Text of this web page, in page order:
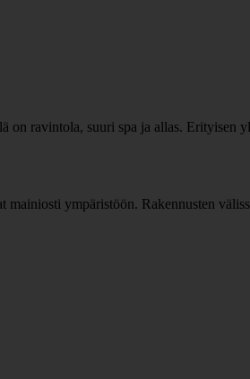
ravintola, suuri spa ja allas. Erityisen
ympäristöön. Rakennusten